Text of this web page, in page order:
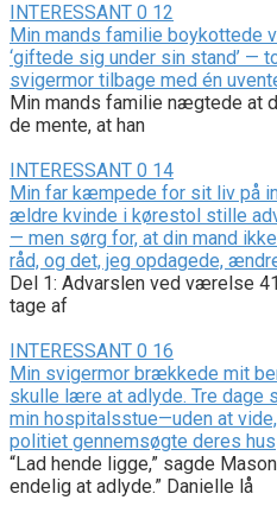
INTERESSANT 0 12
Min mands familie boykottede
‘giftede sig under sin stand’ —
svigermor tilbage med én
Min mands familie nægtede at
de mente, at han
INTERESSANT 0 14
Min far kæmpede for sit liv på
ældre kvinde i kørestol stille
— men sørg for, at din mand
råd, og det, jeg opdagede,
Del 1: Advarslen ved værelse
tage af
INTERESSANT 0 16
Min svigermor brækkede mit
skulle lære at adlyde. Tre dage
min hospitalsstue—uden at
politiet gennemsøgte deres hus
“Lad hende ligge,” sagde
endelig at adlyde.” Danielle lå